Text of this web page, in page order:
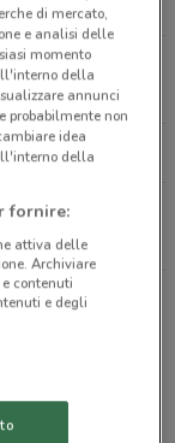
Tecnomat
per chi cerca
e la
utensili
di mercato,
e analisi delle
momento
della
annunci
probabilmente non
idea
della
fornire:
attiva delle
Archiviare
contenuti
e degli